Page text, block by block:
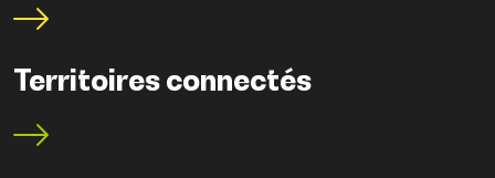
Territoires connectés